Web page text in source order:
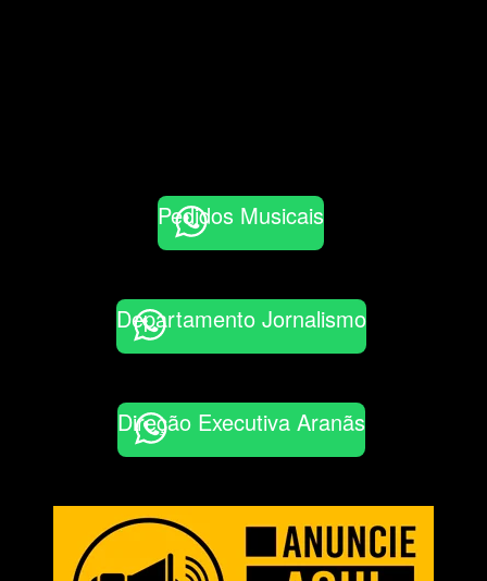
Pedidos Musicais
Departamento Jornalismo
Direção Executiva Aranãs